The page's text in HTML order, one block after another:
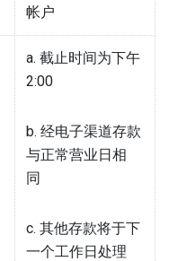
帐户
a. 截止时间为下午
2:00
b. 经电子渠道存款
与正常营业日相
同
c. 其他存款将于下
一个工作日处理